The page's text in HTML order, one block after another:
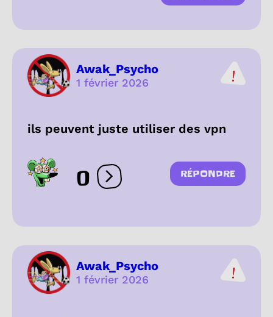
Awak_Psycho
1 février 2026
ils peuvent juste utiliser des vpn
0 Ouvrir les réactions
RÉPONDRE
Awak_Psycho
1 février 2026